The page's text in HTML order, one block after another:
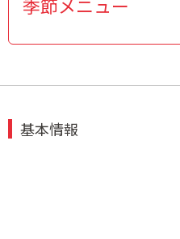
基本情報